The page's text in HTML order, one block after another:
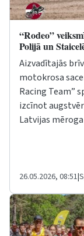
“Rodeo”
Polijā un
Aizvadītajās
motokrosa
Racing Team”
izcīnot
Latvijas
26.05.2026, 08:51|